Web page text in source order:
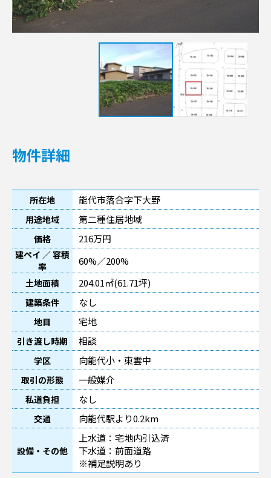
物件詳細
所在地 能代市落合字下大野
用途地域 第二種住居地域
価格 216万円
建ペイ ／ 容積
率
60%／200%
土地面積 204.01㎡(61.71坪)
建築条件 なし
地目 宅地
引き渡し時期 相談
学区 向能代小・東雲中
取引の形態 一般媒介
私道負担 なし
交通 向能代駅より0.2km
設備・その他
上水道：宅地内引込済
下水道：前面道路
※補足説明あり